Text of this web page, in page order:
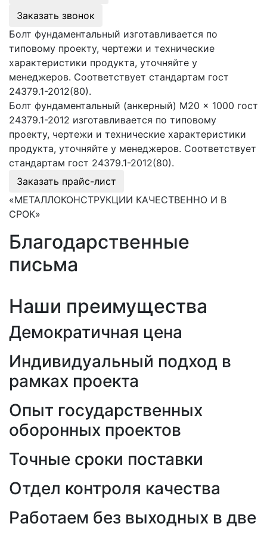
Заказать звонок
Болт фундаментальный изготавливается по
типовому проекту, чертежи и технические
характеристики продукта, уточняйте у
менеджеров. Соответствует стандартам гост
24379.1-2012(80).
Болт фундаментальный (анкерный) М20 × 1000 гост
24379.1-2012 изготавливается по типовому
проекту, чертежи и технические характеристики
продукта, уточняйте у менеджеров. Соответствует
стандартам гост 24379.1-2012(80).
Заказать прайс-лист
«МЕТАЛЛОКОНСТРУКЦИИ КАЧЕСТВЕННО И В
СРОК»
Благодарственные
письма
Наши преимущества
Демократичная цена
Индивидуальный подход в
рамках проекта
Опыт государственных
оборонных проектов
Точные сроки поставки
Отдел контроля качества
Работаем без выходных в две